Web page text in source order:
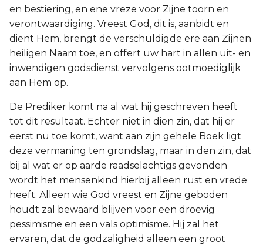
en bestiering, en ene vreze voor Zijne toorn en
verontwaardiging. Vreest God, dit is, aanbidt en
dient Hem, brengt de verschuldigde ere aan Zijnen
heiligen Naam toe, en offert uw hart in allen uit- en
inwendigen godsdienst vervolgens ootmoediglijk
aan Hem op.
De Prediker komt na al wat hij geschreven heeft
tot dit resultaat. Echter niet in dien zin, dat hij er
eerst nu toe komt, want aan zijn gehele Boek ligt
deze vermaning ten grondslag, maar in den zin, dat
bij al wat er op aarde raadselachtigs gevonden
wordt het mensenkind hierbij alleen rust en vrede
heeft. Alleen wie God vreest en Zijne geboden
houdt zal bewaard blijven voor een droevig
pessimisme en een vals optimisme. Hij zal het
ervaren, dat de godzaligheid alleen een groot